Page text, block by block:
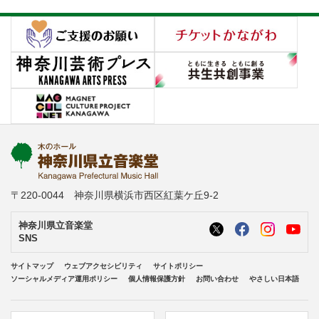
〒220-0044 神奈川県横浜市西区紅葉ケ丘9-2
神奈川県立音楽堂
SNS
サイトマップ ウェブアクセシビリティ
サイトポリシー
ソーシャルメディア運用ポリシー
個人情報保護方針 お問い合わせ やさしい日本語